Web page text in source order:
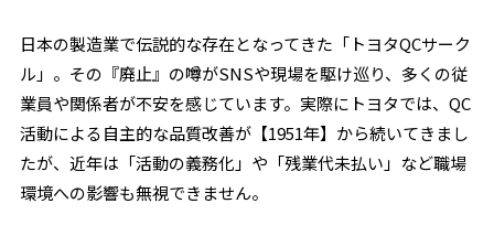
日本の製造業で伝説的な存在となってきた「トヨタQCサーク
ル」。その『廃止』の噂がSNSや現場を駆け巡り、多くの従
業員や関係者が不安を感じています。実際にトヨタでは、QC
活動による自主的な品質改善が【1951年】から続いてきまし
たが、近年は「活動の義務化」や「残業代未払い」など職場
環境への影響も無視できません。